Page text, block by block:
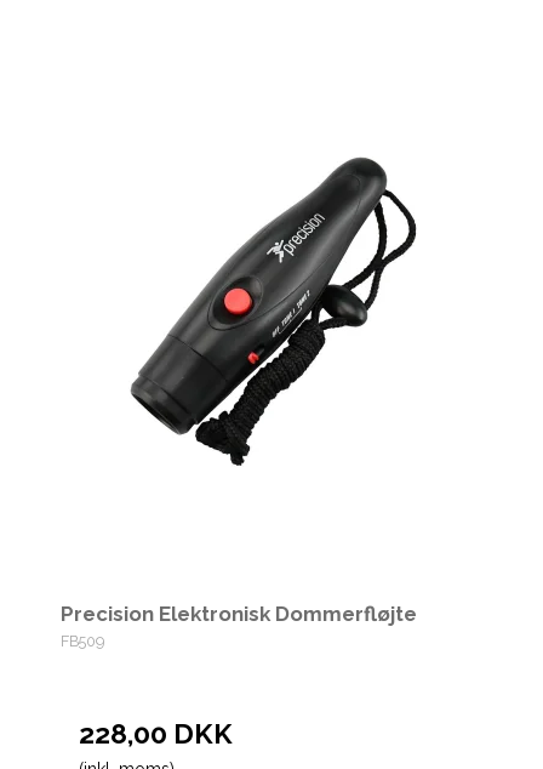
Precision Elektronisk Dommerfløjte
FB509
228,00 DKK